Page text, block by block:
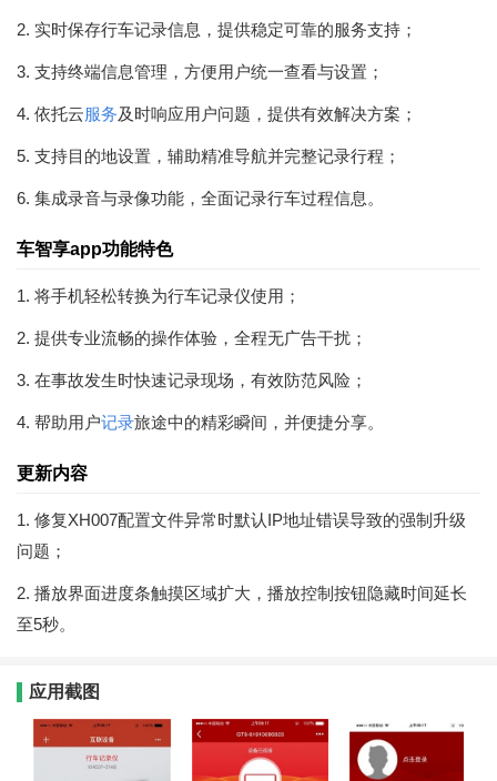
2. 实时保存行车记录信息，提供稳定可靠的服务支持；
3. 支持终端信息管理，方便用户统一查看与设置；
4. 依托云服务及时响应用户问题，提供有效解决方案；
5. 支持目的地设置，辅助精准导航并完整记录行程；
6. 集成录音与录像功能，全面记录行车过程信息。
车智享app功能特色
1. 将手机轻松转换为行车记录仪使用；
2. 提供专业流畅的操作体验，全程无广告干扰；
3. 在事故发生时快速记录现场，有效防范风险；
4. 帮助用户记录旅途中的精彩瞬间，并便捷分享。
更新内容
1. 修复XH007配置文件异常时默认IP地址错误导致的强制升级
问题；
2. 播放界面进度条触摸区域扩大，播放控制按钮隐藏时间延长
至5秒。
应用截图